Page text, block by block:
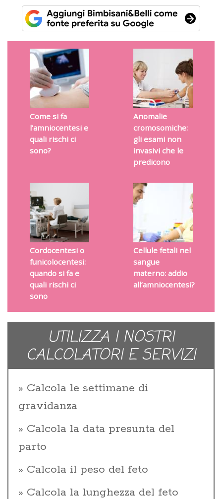
Come si fa
l’amniocentesi e
quali rischi ci
sono?
Anomalie
cromosomiche:
gli esami non
invasivi che le
predicono
Cordocentesi o
funicolocentesi:
quando si fa e
quali rischi ci
sono
Cellule fetali nel
sangue
materno: addio
all’amniocentesi?
UTILIZZA I NOSTRI
CALCOLATORI E SERVIZI
Calcola le settimane di
gravidanza
Calcola la data presunta del
parto
Calcola il peso del feto
Calcola la lunghezza del feto